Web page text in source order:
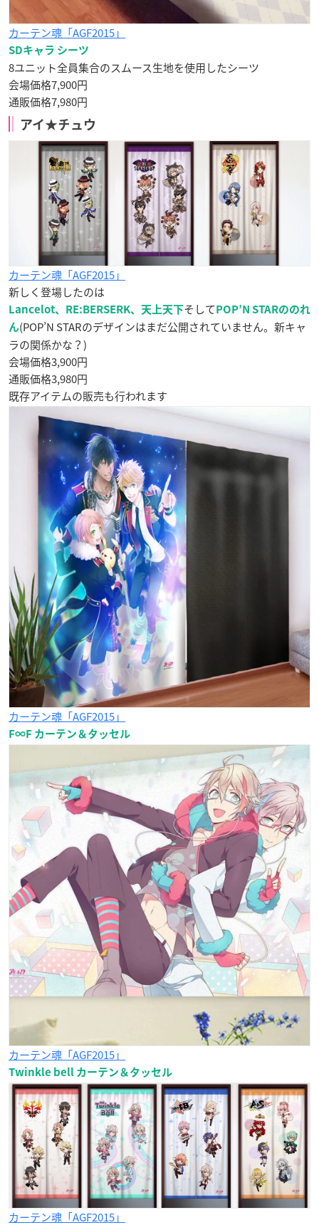
カーテン魂「AGF2015」
SDキャラ シーツ
8ユニット全員集合のスムース生地を使用したシーツ
会場価格7,900円
通販価格7,980円
アイ★チュウ
カーテン魂「AGF2015」
新しく登場したのは
Lancelot、RE:BERSERK、天上天下そして POP’N STARののれ
ん(POP’N STARのデザインはまだ公開されていません。新キャ
ラの関係かな？)
会場価格3,900円
通販価格3,980円
既存アイテムの販売も行われます
カーテン魂「AGF2015」
F∞F カーテン＆タッセル
カーテン魂「AGF2015」
Twinkle bell カーテン＆タッセル
カーテン魂「AGF2015」